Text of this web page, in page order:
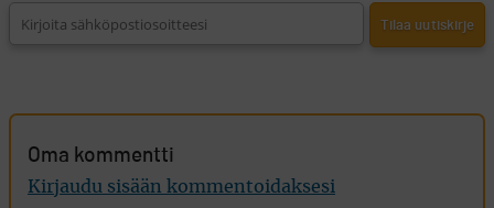
Oma kommentti
Kirjaudu sisään kommentoidaksesi